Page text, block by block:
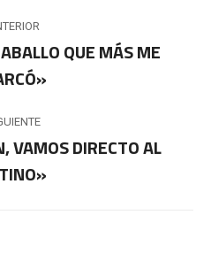
Publicación
anterior:
QUE MÁS ME
siguiente:
VAMOS DIRECTO AL